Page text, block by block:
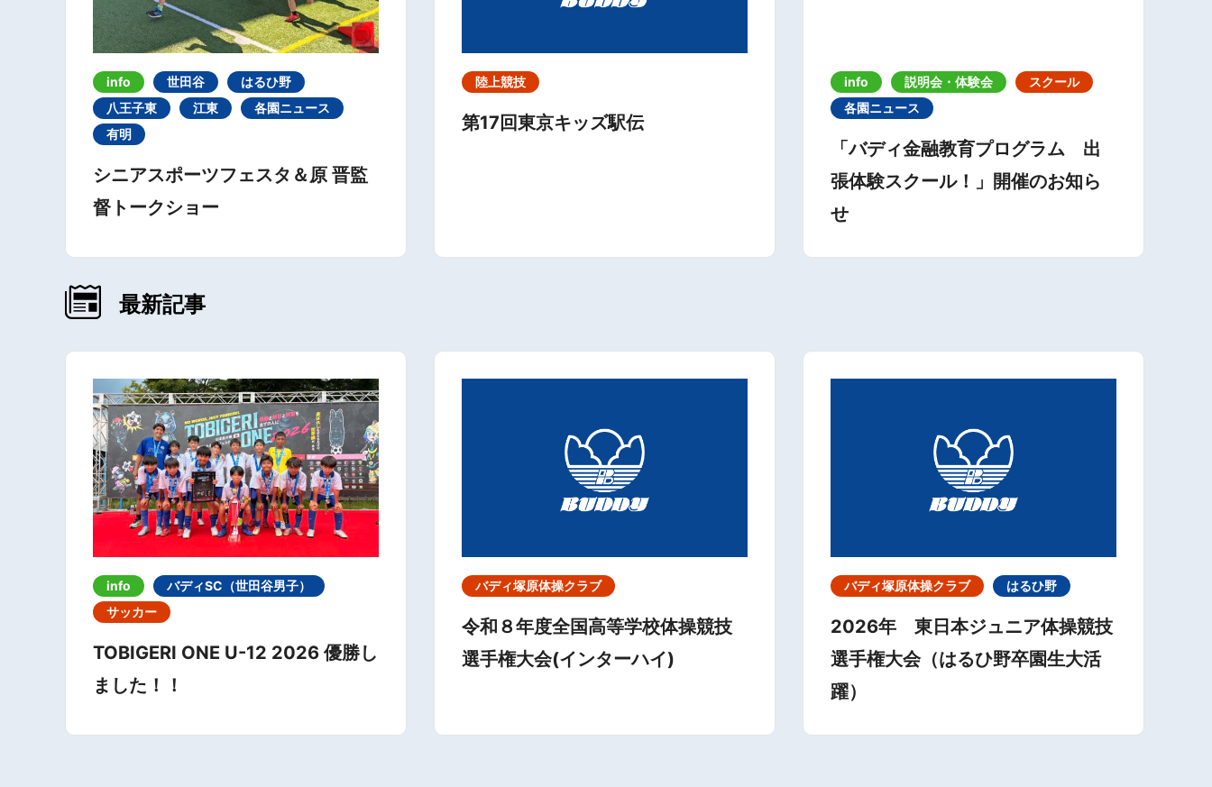
info 世田谷
はるひ野
八王子東
江東
各園ニュース
有明
シニアスポーツフェスタ＆原 晋監
督トークショー
陸上競技
第17回東京キッズ駅伝
info 説明会・体験会
スクール
各園ニュース
「バディ金融教育プログラム 出
張体験スクール！」開催のお知ら
せ
最新記事
info
バディSC（世田谷男子）
サッカー
TOBIGERI ONE U-12 2026 優勝し
ました！！
バディ塚原体操クラブ
令和８年度全国高等学校体操競技
選手権大会(インターハイ)
バディ塚原体操クラブ はるひ野
2026年 東日本ジュニア体操競技
選手権大会（はるひ野卒園生大活
躍）